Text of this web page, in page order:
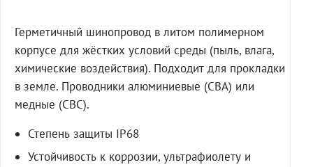
Герметичный шинопровод в литом полимерном
корпусе для жёстких условий среды (пыль, влага,
химические воздействия). Подходит для прокладки
в земле. Проводники алюминиевые (СВА) или
медные (СВС).
Степень защиты IP68
Устойчивость к коррозии, ультрафиолету и